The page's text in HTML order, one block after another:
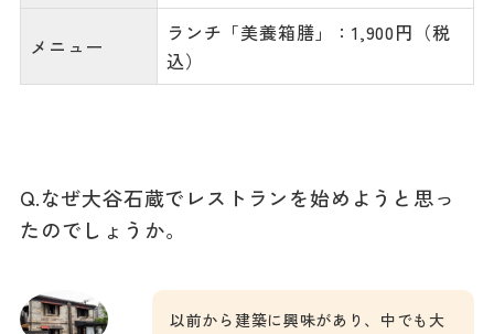
メニュー
ランチ「美養箱膳」：1,900円（税
込）
Q.なぜ大谷石蔵でレストランを始めようと思っ
たのでしょうか。
以前から建築に興味があり、中でも大